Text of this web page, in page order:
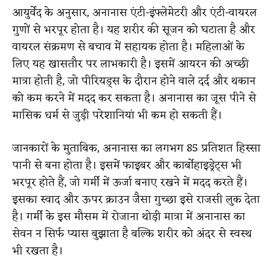
आयुर्वेद के अनुसार, अनानास एंटी-इंफ्लेमेटरी और एंटी-वायरल
गुणों से भरपूर होता है। यह शरीर की सूजन को घटाता है और
वायरल संक्रमण से बचाव में सहायक होता है। महिलाओं के
लिए यह खासतौर पर लाभकारी है। इसमें आयरन की अच्छी
मात्रा होती है, जो पीरियड्स के दौरान होने वाले दर्द और थकान
को कम करने में मदद कर सकता है। अनानास का जूस पीने से
मासिक धर्म से जुड़ी परेशानियां भी कम हो सकती हैं।
जानकारों के मुताबिक, अनानास का लगभग 85 प्रतिशत हिस्सा
पानी से बना होता है। इसमें फाइबर और कार्बोहाइड्रेट्स भी
भरपूर होते हैं, जो गर्मी में ऊर्जा बनाए रखने में मदद करते हैं।
इसका स्वाद और ऊपर क्राउन जैसा गुच्छा इसे राजसी लुक देता
है। गर्मी के इस मौसम में रोजाना थोड़ी मात्रा में अनानास का
सेवन न सिर्फ प्यास बुझाता है बल्कि शरीर को अंदर से स्वस्थ
भी रखता है।